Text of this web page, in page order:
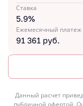
Ставка
5.9%
Ежемесячный платеж
91 361 руб.
Данный расчет
публичной офертой.